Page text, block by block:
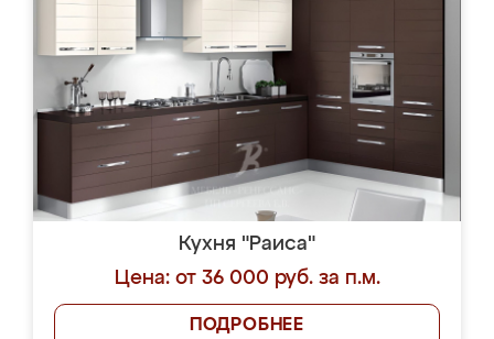
Кухня "Раиса"
Цена: от 36 000 руб. за п.м.
ПОДРОБНЕЕ